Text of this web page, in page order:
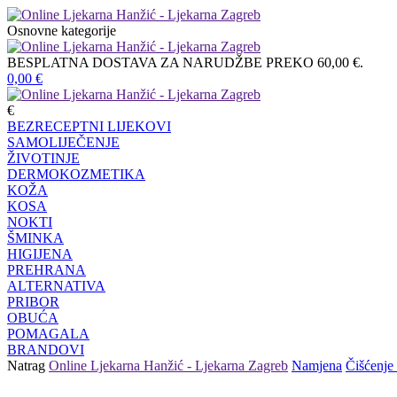
Osnovne kategorije
BESPLATNA DOSTAVA ZA NARUDŽBE PREKO 60,00 €.
0,00 €
€
BEZRECEPTNI LIJEKOVI
SAMOLIJEČENJE
ŽIVOTINJE
DERMOKOZMETIKA
KOŽA
KOSA
NOKTI
ŠMINKA
HIGIJENA
PREHRANA
ALTERNATIVA
PRIBOR
OBUĆA
POMAGALA
BRANDOVI
Natrag Online Ljekarna Hanžić - Ljekarna Zagreb Namjena